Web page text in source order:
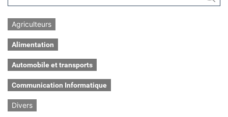
Agriculteurs
Alimentation
Automobile et transports
Communication Informatique
Divers